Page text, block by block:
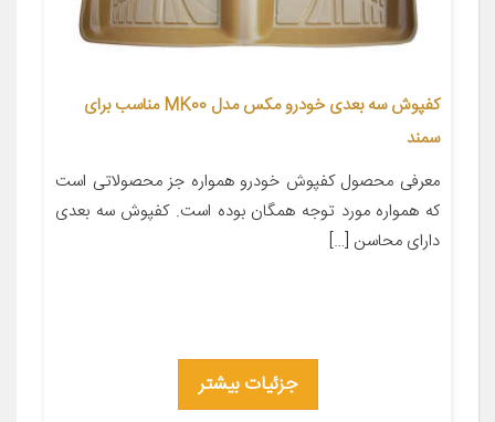
کفپوش سه بعدی خودرو مکس مدل MK00 مناسب برای
سمند
معرفی محصول کفپوش خودرو همواره جز محصولاتی است
که همواره مورد توجه همگان بوده است. کفپوش سه بعدی
دارای محاسن […]
جزئیات بیشتر